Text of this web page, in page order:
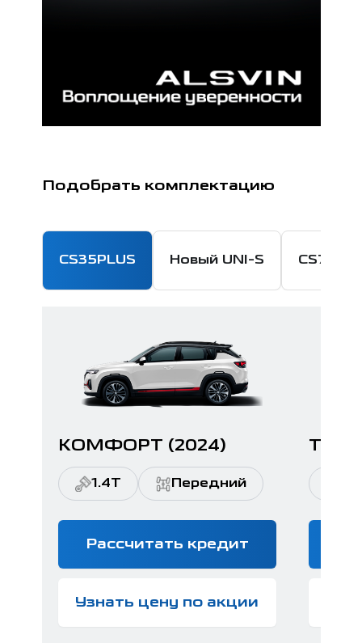
Подобрать комплектацию
CS35PLUS Новый UNI-S CS75
КОМФОРТ (2024)
1.4T Передний
Рассчитать кредит
Узнать цену по акции